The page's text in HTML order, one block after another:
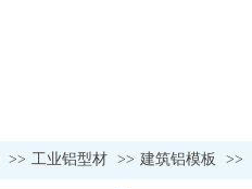
>> 工业铝型材 >> 建筑铝模板 >>